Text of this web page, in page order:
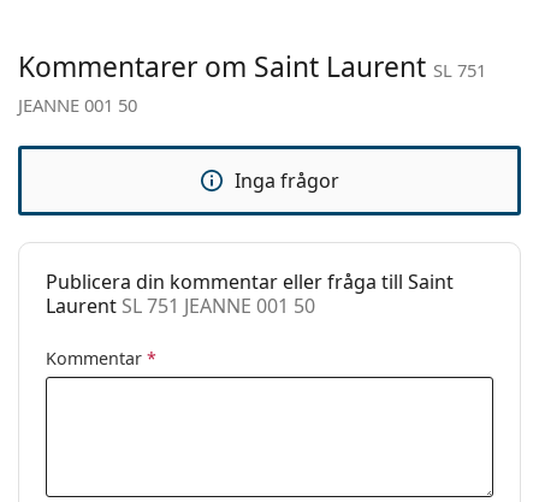
Kön:
Dam
Kategori:
Varumärke:
Saint Laurent
Enligt mode
Kommentarer om Saint Laurent SL 751
JEANNE 001 50
Inga frågor
Publicera din kommentar eller fråga till Saint
Laurent SL 751 JEANNE 001 50
Kommentar *